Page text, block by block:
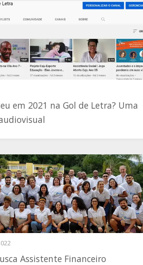
em 2021 na Gol de Letra? Uma
Assistente Financeiro